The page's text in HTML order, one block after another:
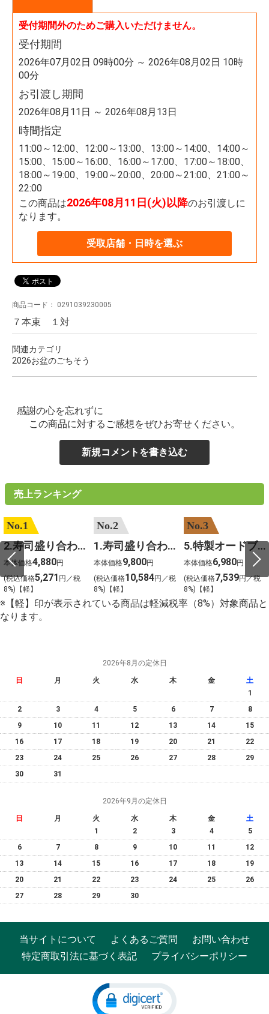
受取店舗・日時を選ぶ
受付期間外のためご購入いただけません。
受付期間
2026年07月02日 09時00分 ～ 2026年08月02日 10時
00分
お引渡し期間
2026年08月11日 ～ 2026年08月13日
時間指定
11:00～12:00、12:00～13:00、13:00～14:00、14:00～
15:00、15:00～16:00、16:00～17:00、17:00～18:00、
18:00～19:00、19:00～20:00、20:00～21:00、21:00～
22:00
この商品は2026年08月11日(火)以降のお引渡しに
なります。
商品コード： 0291039230005
７本束 １対
関連カテゴリ
2026お盆のごちそう
感謝の心を忘れずに
この商品に対するご感想をぜひお寄せください。
新規コメントを書き込む
売上ランキング
No.1
2.寿司盛り合わせ 鳳凰～ほうおう～
本体価格4,880円
(税込価格5,271 円／税
8%)【軽】
No.2
1.寿司盛り合わせ 饗宴～きょうえん～
本体価格9,800円
(税込価格10,584円／税
8%)【軽】
No.3
5.特製オードブル
本体価格6,980円
(税込価格7,539円／税
8%)【軽】
※【軽】印が表示されている商品は軽減税率（8%）対象商品と
なります。
2026年8月の定休日
日 月 火 水 木 金
土
1
2
3 4 5 6 7
8
9
10 11 12 13 14
15
16
17 18 19 20 21
22
23
24 25 26 27 28
29
30
31
2026年9月の定休日
日 月 火 水 木 金
土
1
2 3 4
5
6
7 8 9 10 11
12
13
14 15 16 17 18
19
20
21 22 23 24 25
26
27
28 29 30
当サイトについて よくあるご質問
お問い合わせ
特定商取引法に基づく表記
プライバシーポリシー